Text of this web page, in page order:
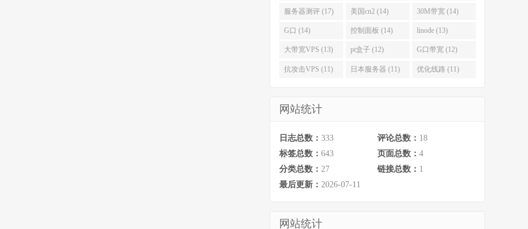
服务器测评 (17) 美国cn2 (14) 30M带宽 (14)
G口 (14) 控制面板 (14) linode (13)
大带宽VPS (13) pt盒子 (12) G口带宽 (12)
抗攻击VPS (11) 日本服务器 (11) 优化线路 (11)
网站统计
日志总数： 333 评论总数： 18
标签总数： 643 页面总数： 4
分类总数： 27 链接总数： 1
最后更新： 2026-07-11
网站统计